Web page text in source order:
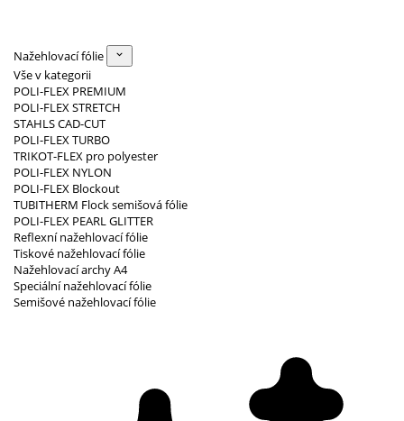
Nažehlovací fólie
Vše v kategorii
POLI-FLEX PREMIUM
POLI-FLEX STRETCH
STAHLS CAD-CUT
POLI-FLEX TURBO
TRIKOT-FLEX pro polyester
POLI-FLEX NYLON
POLI-FLEX Blockout
TUBITHERM Flock semišová fólie
POLI-FLEX PEARL GLITTER
Reflexní nažehlovací fólie
Tiskové nažehlovací fólie
Nažehlovací archy A4
Speciální nažehlovací fólie
Semišové nažehlovací fólie